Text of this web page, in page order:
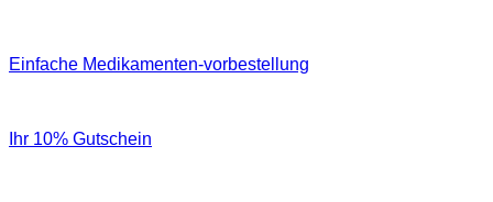
Einfache Medikamenten-vorbestellung
Ihr 10% Gutschein